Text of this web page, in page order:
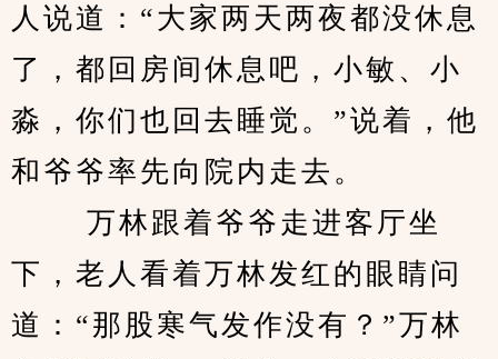
人说道：“大家两天两夜都没休息
了，都回房间休息吧，小敏、小
淼，你们也回去睡觉。”说着，他
和爷爷率先向院内走去。
下，老人看着万林发红的眼睛问
道：“那股寒气发作没有？”万林